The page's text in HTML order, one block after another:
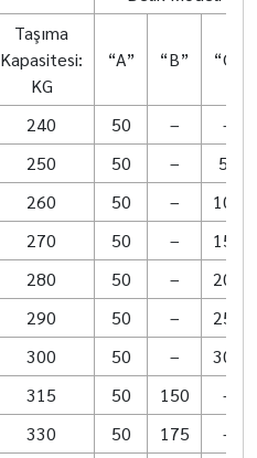
Taşıma
Kapasitesi:
KG
“A” “B” “C”
240 50 –
–
250 50 –
50
260 50 –
100
270 50 –
150
280 50 –
200
290 50 –
250
300 50 –
300
315 50 150
–
330 50 175
–